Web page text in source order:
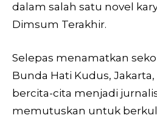
dalam salah satu novel
Dimsum Terakhir.
Selepas menamatkan
Bunda Hati Kudus, Jakarta,
bercita-cita menjadi
memutuskan untuk